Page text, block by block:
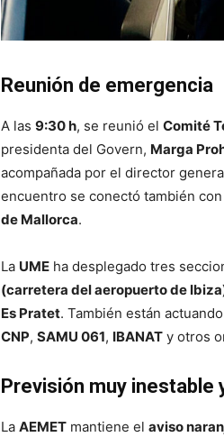
Reunión de emergencia
A las 9:30 h, se reunió el Comité
presidenta del Govern, Marga
acompañada por el director
encuentro se conectó también
de Mallorca.
La UME ha desplegado tres
(carretera del aeropuerto de
Es Pratet. También están
CNP, SAMU 061, IBANAT y otros
Previsión muy inestable
La AEMET mantiene el aviso